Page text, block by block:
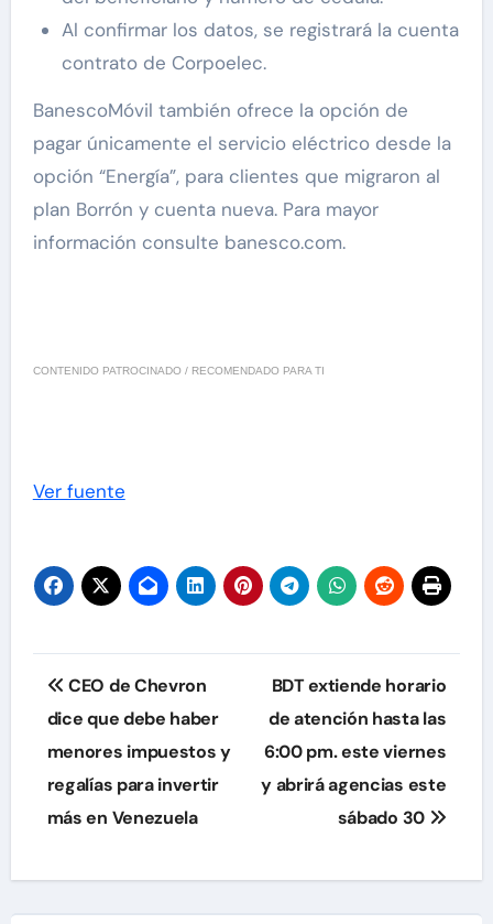
Al confirmar los datos, se registrará la cuenta
contrato de Corpoelec.
BanescoMóvil también ofrece la opción de
pagar únicamente el servicio eléctrico desde la
opción “Energía”, para clientes que migraron al
plan Borrón y cuenta nueva. Para mayor
información consulte banesco.com.
CONTENIDO PATROCINADO / RECOMENDADO PARA TI
Ver fuente
Navegación
de
entradas
CEO de Chevron
dice que debe haber
menores impuestos y
regalías para invertir
más en Venezuela
BDT extiende horario
de atención hasta las
6:00 pm. este viernes
y abrirá agencias este
sábado 30